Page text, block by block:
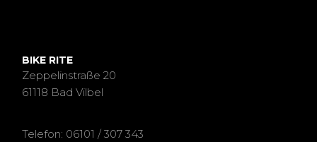
BIKE RITE
Zeppelinstraße 20
61118 Bad Vilbel
Telefon: 06101 / 307 343